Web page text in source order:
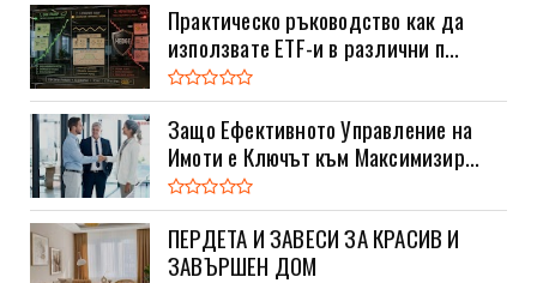
Практическо ръководство как да
използвате ETF-и в различни п...
Защо Ефективното Управление на
Имоти е Ключът към Максимизир...
ПЕРДЕТА И ЗАВЕСИ ЗА КРАСИВ И
ЗАВЪРШЕН ДОМ